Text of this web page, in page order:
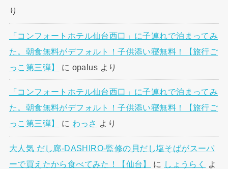
り
「コンフォートホテル仙台西口」に子連れで泊まってみ
た。朝食無料がデフォルト！子供添い寝無料！【旅行ご
っこ第三弾】
に opalus より
「コンフォートホテル仙台西口」に子連れで泊まってみ
た。朝食無料がデフォルト！子供添い寝無料！【旅行ご
っこ第三弾】
に わっさ より
大人気 だし廊-DASHIRO-監修の貝だし塩そばがスーパ
ーで買えたから食べてみた！【仙台】
に しょうらく
よ